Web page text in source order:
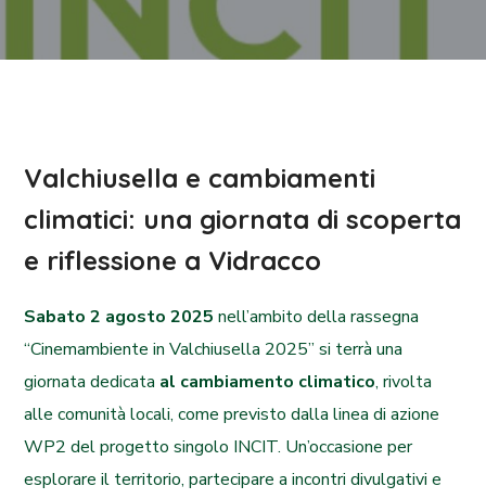
Valchiusella e cambiamenti
climatici: una giornata di scoperta
e riflessione a Vidracco
Sabato 2 agosto 2025 nell’ambito della rassegna
“Cinemambiente in Valchiusella 2025” si terrà una
giornata dedicata al cambiamento climatico, rivolta
alle comunità locali, come previsto dalla linea di azione
WP2 del progetto singolo INCIT. Un’occasione per
esplorare il territorio, partecipare a incontri divulgativi e